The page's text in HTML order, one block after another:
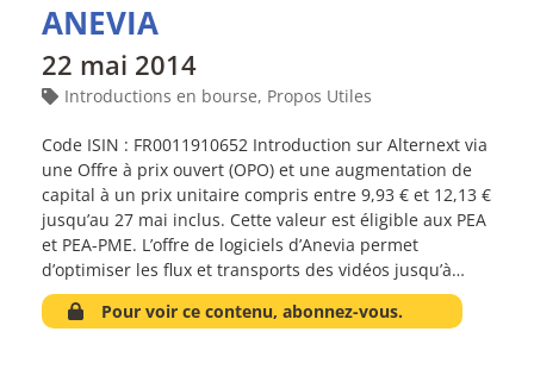
ANEVIA
22 mai 2014
Introductions en bourse, Propos Utiles
Code ISIN : FR0011910652 Introduction sur Alternext via
une Offre à prix ouvert (OPO) et une augmentation de
capital à un prix unitaire compris entre 9,93 € et 12,13 €
jusqu’au 27 mai inclus. Cette valeur est éligible aux PEA
et PEA-PME. L’offre de logiciels d’Anevia permet
d’optimiser les flux et transports des vidéos jusqu’à…
Pour voir ce contenu, abonnez-vous.